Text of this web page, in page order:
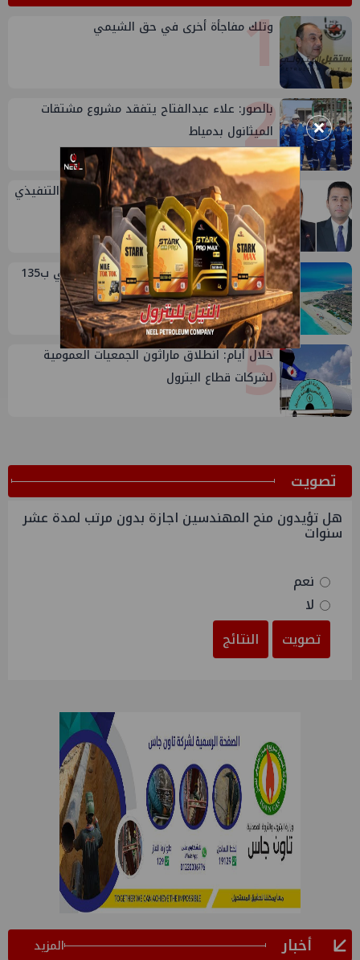
1
وتلك مفاجأة أخرى في حق الشيمي
2
بالصور: علاء عبدالفتاح يتفقد مشروع مشتقات
الميثانول بدمياط
3
تعيين أحمد شتا ووليد أنور نائبين للرئيس التنفيذي
للهيئة
4
صفقة إماراتية جديدة في الساحل الشمالي ب135
مليار جنيه لتطوير الجفيرة
5
خلال أيام: انطلاق ماراثون الجمعيات العمومية
لشركات قطاع البترول
ﺗﺼﻮﻳﺖ
هل تؤيدون منح المهندسين اجازة بدون مرتب لمدة عشر
سنوات
نعم
لا
تصويت
النتائج
أخبار المزيد
×